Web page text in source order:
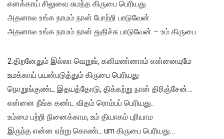
எனக்காய் சிலுவை சுமந்த கிருபை பெரியது
அதனால உங்க நாமம் நான் போற்றி பாடுவேன்
அதனால உங்க நாமம் நான் துதிச்சு பாடுவேன் – உம் கிருபை
2.திறனேதும் இல்லா வெறுங், களிமண்ணாம் என்னையுமே
உமக்காய் பயன்படுத்தும் கிருபை பெரியது
நொறுங்குண்ட இதயத்தோடு, திக்கற்று நான் திரிஞ்சேன்…
என்னை நீங்க கண்ட விதம் ரொம்பப் பெரியது..
உம்மை பற்றி நினைக்காம, உம் தியாகம் புரியாம
இருந்த என்ன ஏற்று கொண்ட um கிருபை பெரியது…